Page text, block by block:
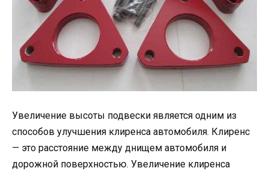
Увеличение высоты подвески является одним из
способов улучшения клиренса автомобиля. Клиренс
— это расстояние между днищем автомобиля и
дорожной поверхностью. Увеличение клиренса